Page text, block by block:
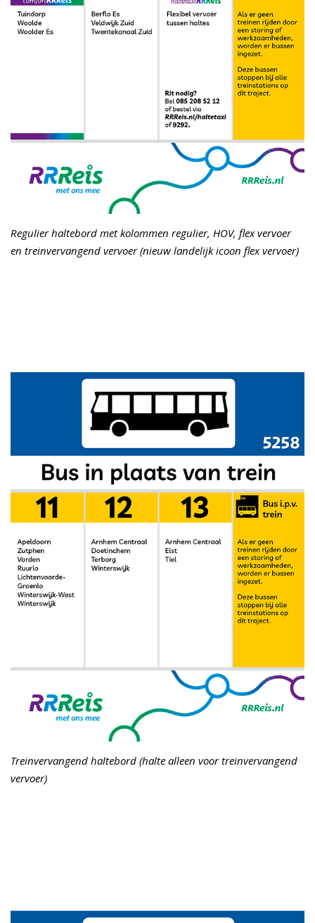
Regulier haltebord met kolommen regulier, HOV, flex vervoer
en treinvervangend vervoer (nieuw landelijk icoon flex vervoer)
Treinvervangend haltebord (halte alleen voor treinvervangend
vervoer)